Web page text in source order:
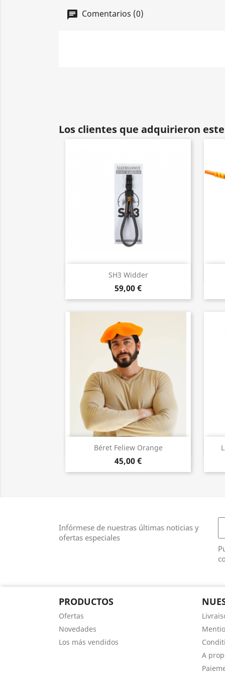
Comentarios (0)
Los clientes que adquirieron
SH3 Widder
59,00 €
Vista rápida
Béret Feliew Orange
45,00 €
Vista rápida
Infórmese de nuestras últimas noticias y
ofertas especiales
PRODUCTOS
Ofertas
Novedades
Los más vendidos
A